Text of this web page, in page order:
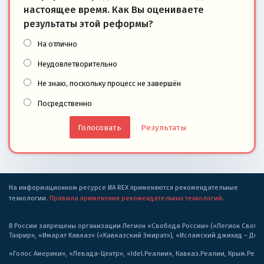
настоящее время. Как Вы оцениваете
результаты этой реформы?
На отлично
Неудовлетворительно
Не знаю, поскольку процесс не завершён
Посредственно
Результаты
На информационном ресурсе ИА REX применяются рекомендательные
технологии. Правила применения рекомендательных технологий.
В России запрещены организации Легион «Свобода России» («Легион
Тахрир», «Имарат Кавказ» («Кавказский Эмират»), «Исламский джихад –
«Голос Америки», «Левада-Центр», «Idel.Реалии», Кавказ.Реалии,